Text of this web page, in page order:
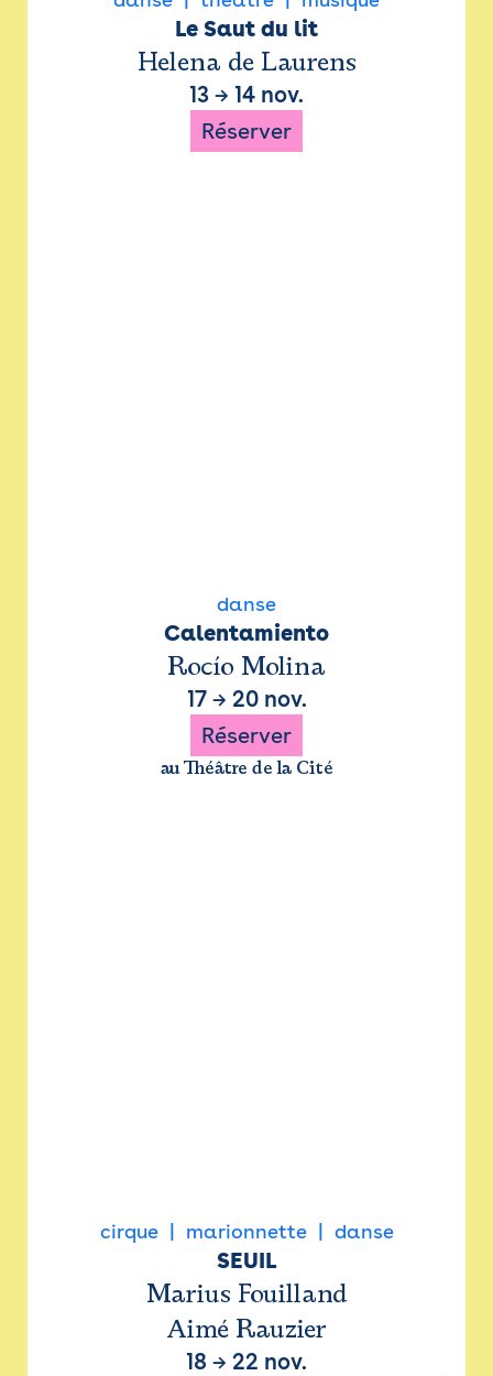
Le Saut du lit
Helena de Laurens
13 → 14 nov.
Réserver
danse
Calentamiento
Rocío Molina
17→ 20 nov.
Réserver
au Théâtre de la Cité
cirque marionnette danse
SEUIL
Marius Fouilland
Aimé Rauzier
18 → 22 nov.